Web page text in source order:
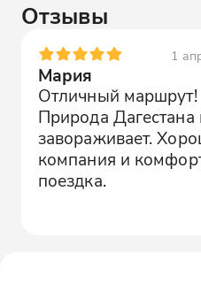
Отзывы
1
Мария
Отличный маршрут!
Природа Дагестана
завораживает.
компания и
поездка.